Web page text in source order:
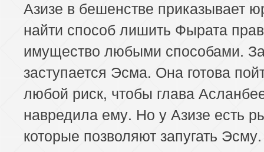
Азизе в бешенстве приказывает
найти способ лишить Фырата
имущество любыми способами.
заступается Эсма. Она готова
любой риск, чтобы глава
навредила ему. Но у Азизе есть
которые позволяют запугать Эсму.